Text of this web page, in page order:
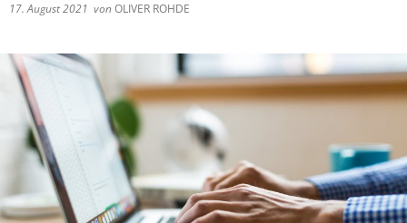
17. August 2021 vonOLIVER ROHDE